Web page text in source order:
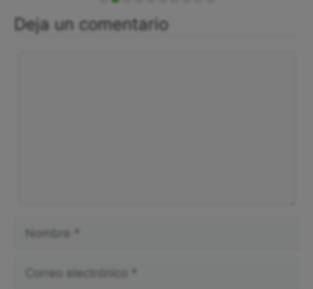
Deja un comentario